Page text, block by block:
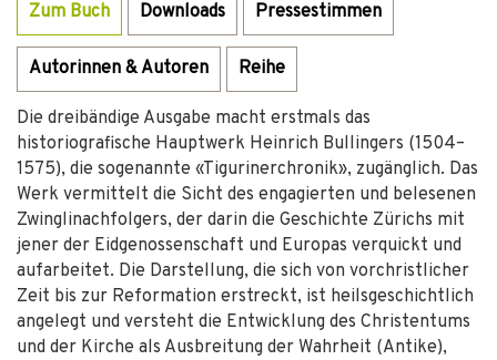
Zum Buch Downloads Pressestimmen
Autorinnen & Autoren Reihe
Die dreibändige Ausgabe macht erstmals das
historiografische Hauptwerk Heinrich Bullingers (1504–
1575), die sogenannte «Tigurinerchronik», zugänglich. Das
Werk vermittelt die Sicht des engagierten und belesenen
Zwinglinachfolgers, der darin die Geschichte Zürichs mit
jener der Eidgenossenschaft und Europas verquickt und
aufarbeitet. Die Darstellung, die sich von vorchristlicher
Zeit bis zur Reformation erstreckt, ist heilsgeschichtlich
angelegt und versteht die Entwicklung des Christentums
und der Kirche als Ausbreitung der Wahrheit (Antike),